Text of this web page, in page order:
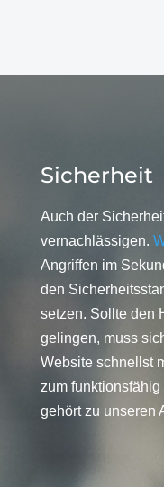
Sicherheit
Auch der
vernachlässigen.
Angriffen im
den
setzen. Sollte den
gelingen, muss
Website schnellst
zum
gehört zu unseren